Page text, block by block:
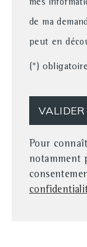
mes
de ma
peut en
(*) obligatoire
Pour
notamment